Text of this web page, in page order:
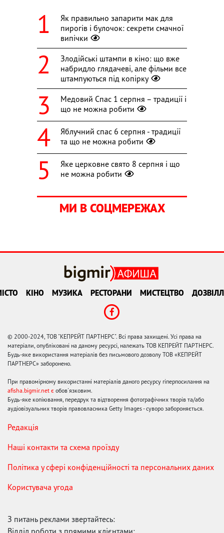
Як правильно запарити мак для
пирогів і булочок: секрети смачної
випічки
Злодійські штампи в кіно: що вже
набридло глядачеві, але фільми все
штампуються під копірку
Медовий Спас 1 серпня – традиції і
що не можна робити
Яблучний спас 6 серпня - традиції
та що не можна робити
Яке церковне свято 8 серпня і що
не можна робити
МИ В СОЦМЕРЕЖАХ
КІНО МУЗИКА РЕСТОРАНИ МИСТЕЦТВО
© 2000-2024, ТОВ "КЕПРЕЙТ ПАРТНЕРС". Всі права захищені. Усі права на
матеріали, опубліковані на даному ресурсі, належать ТОВ КЕПРЕЙТ ПАРТНЕРС.
Будь-яке використання матеріалів без письмового дозволу ТОВ «КЕПРЕЙТ
ПАРТНЕРС» заборонено.
При правомірному використанні матеріалів даного ресурсу гіперпосилання на
afisha.bigmir.net є обов'язковим.
Будь-яке копіювання, передрук та відтворення фотографічних творів та/або
аудіовізуальних творів правовласника Getty Images - суворо забороняється.
Редакція
Наші контакти та схема проїзду
Політика у сфері конфіденційності та персональних даних
Користувача угода
З питань реклами звертайтесь: